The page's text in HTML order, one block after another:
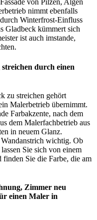
von Pilzen, Algen
nimmt ebenfalls
Winterfrost-Einfluss
Gladbeck kümmert sich
ist auch imstande,
durch einen
zu streichen gehört
Malerbetrieb übernimmt.
Farbakzente, nach dem
dem Malerfachbetrieb aus
in neuem Glanz.
wichtig. Ob
Sie sich von einem
finden Sie die Farbe, die am
Zimmer neu
einen Maler in